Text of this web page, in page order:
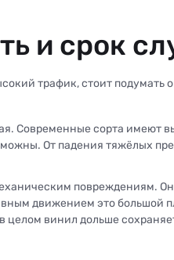
и срок
трафик, стоит подумать
Современные сорта имеют
От падения тяжёлых
повреждениям.
движением это большой
целом винил дольше